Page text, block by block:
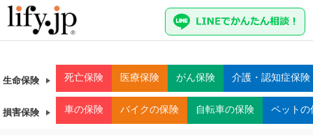
生命保険 死亡保険 医療保険 がん保険 介護・認知症保険
損害保険 車の保険 バイクの保険 自転車の保険 ペットの